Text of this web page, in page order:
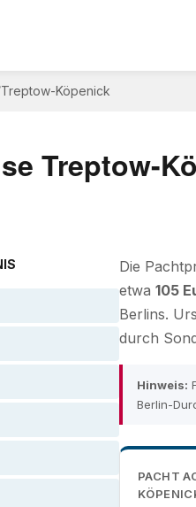
Treptow-Köpenick
Treptow-
Die
etwa 105
Berlins.
durch
Hinweis:
Berlin-
PACHT